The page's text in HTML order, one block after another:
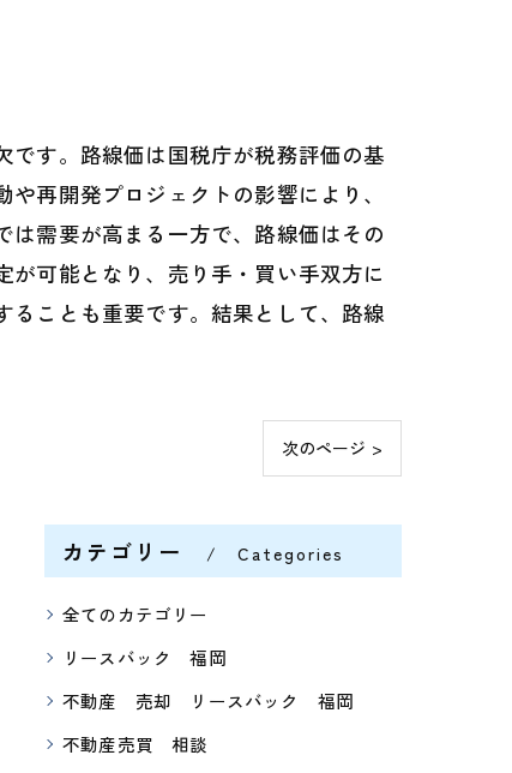
す。路線価は国税庁が税務評価の基
再開発プロジェクトの影響により、
需要が高まる一方で、路線価はその
可能となり、売り手・買い手双方に
ることも重要です。結果として、路線
次のページ >
カテゴリー Categories
全てのカテゴリー
リースバック 福岡
不動産 売却 リースバック 福岡
不動産売買 相談